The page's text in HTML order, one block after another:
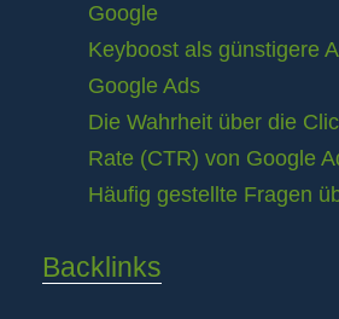
Google
Keyboost als günstigere
Google Ads
Die Wahrheit über die
Rate (CTR) von Google
Häufig gestellte Fragen
Backlinks